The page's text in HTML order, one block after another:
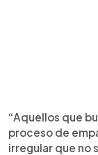
“Aquellos que
proceso de
irregular que no